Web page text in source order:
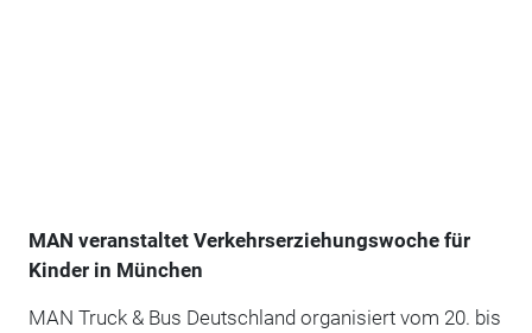
MAN veranstaltet Verkehrserziehungswoche für
Kinder in München
MAN Truck & Bus Deutschland organisiert vom 20. bis